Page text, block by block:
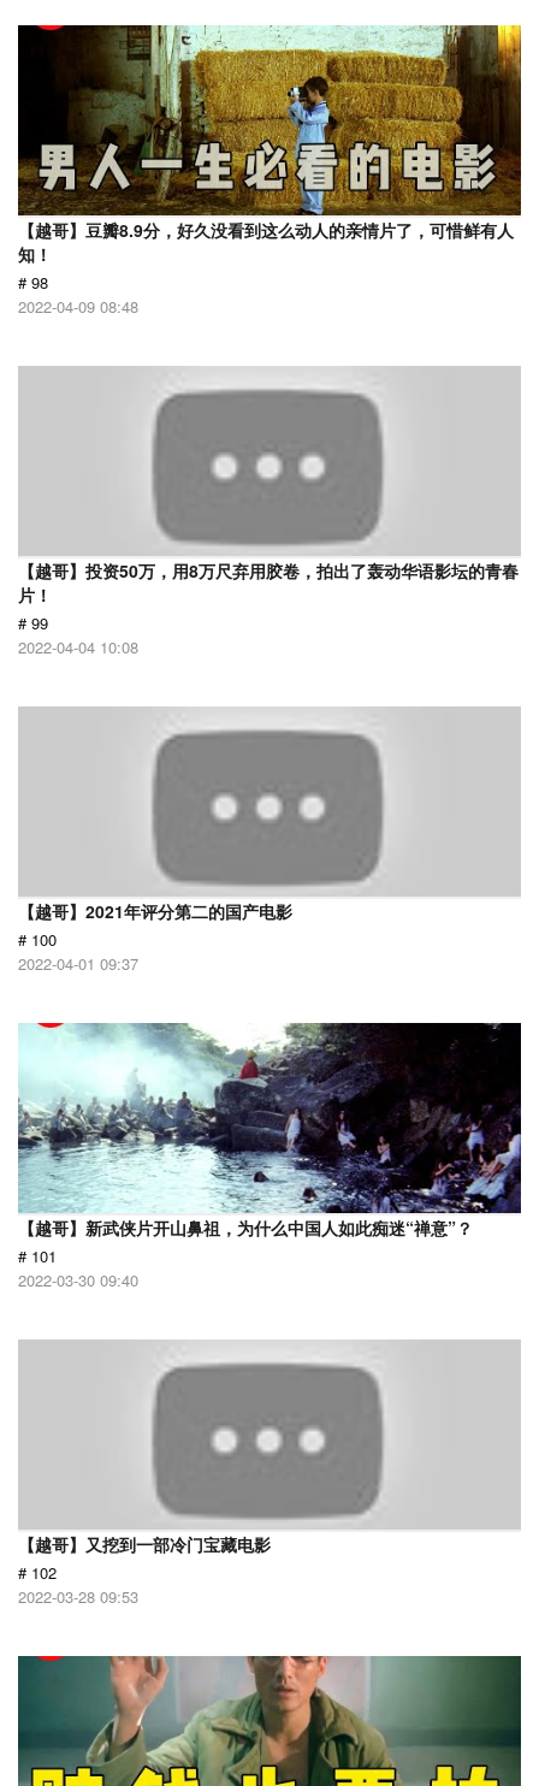
【越哥】豆瓣8.9分，好久没看到这么动人的亲情片了，可惜鲜有人
知！
# 98
2022-04-09 08:48
【越哥】投资50万，用8万尺弃用胶卷，拍出了轰动华语影坛的青春
片！
# 99
2022-04-04 10:08
【越哥】2021年评分第二的国产电影
# 100
2022-04-01 09:37
【越哥】新武侠片开山鼻祖，为什么中国人如此痴迷“禅意”？
# 101
2022-03-30 09:40
【越哥】又挖到一部冷门宝藏电影
# 102
2022-03-28 09:53